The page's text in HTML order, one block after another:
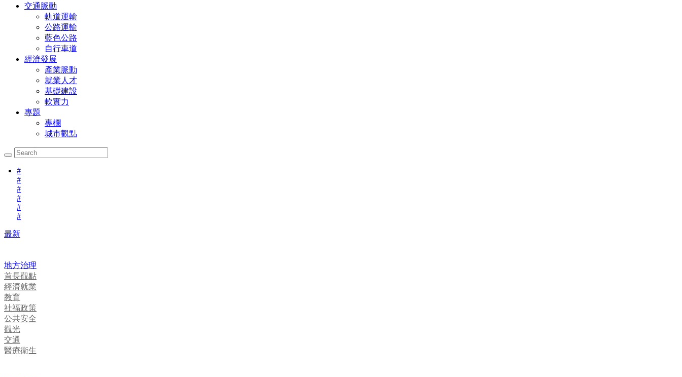
交通脈動
軌道運輸
公路運輸
藍色公路
自行車道
經濟發展
產業脈動
就業人才
基礎建設
軟實力
專題
專欄
城市觀點
#
#
#
#
#
#
最新
地方治理
首長觀點
經濟就業
教育
社福政策
公共安全
觀光
交通
醫療衛生